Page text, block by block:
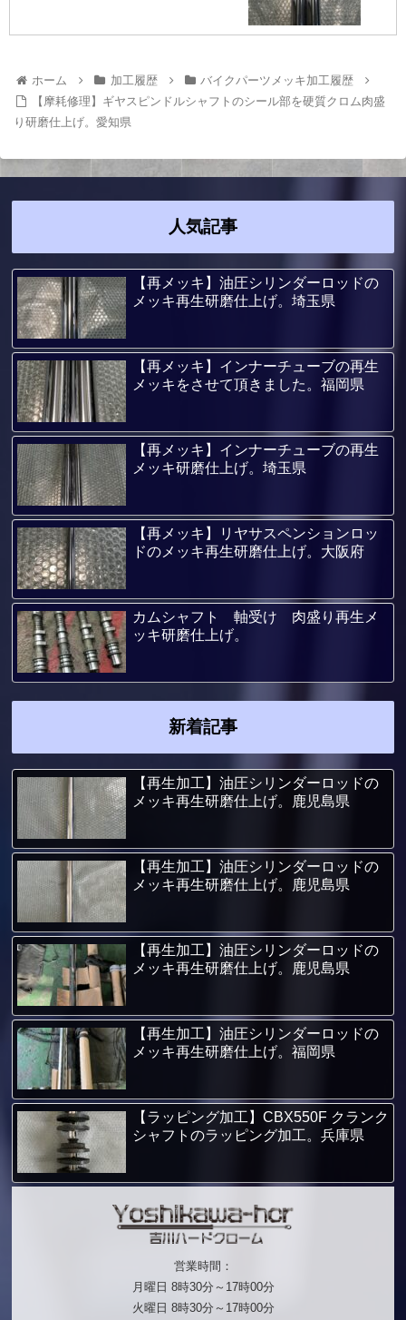
ホーム 加工履歴
バイクパーツメッキ加工履歴
【摩耗修理】ギヤスピンドルシャフトのシール部を硬質クロム肉盛
り研磨仕上げ。愛知県
人気記事
【再メッキ】油圧シリンダーロッドの
メッキ再生研磨仕上げ。埼玉県
【再メッキ】インナーチューブの再生
メッキをさせて頂きました。福岡県
【再メッキ】インナーチューブの再生
メッキ研磨仕上げ。埼玉県
【再メッキ】リヤサスペンションロッ
ドのメッキ再生研磨仕上げ。大阪府
カムシャフト 軸受け 肉盛り再生メ
ッキ研磨仕上げ。
新着記事
【再生加工】油圧シリンダーロッドの
メッキ再生研磨仕上げ。鹿児島県
【再生加工】油圧シリンダーロッドの
メッキ再生研磨仕上げ。鹿児島県
【再生加工】油圧シリンダーロッドの
メッキ再生研磨仕上げ。鹿児島県
【再生加工】油圧シリンダーロッドの
メッキ再生研磨仕上げ。福岡県
【ラッピング加工】CBX550F クランク
シャフトのラッピング加工。兵庫県
営業時間：
月曜日 8時30分～17時00分
火曜日 8時30分～17時00分